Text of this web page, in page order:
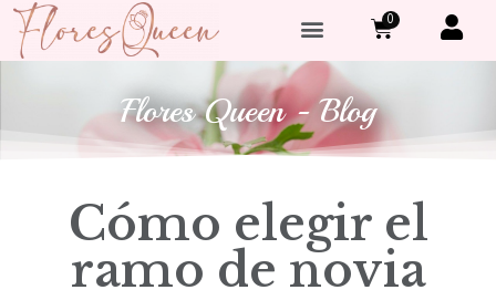
0
Flores Queen - Blog
Cómo elegir el
ramo de novia